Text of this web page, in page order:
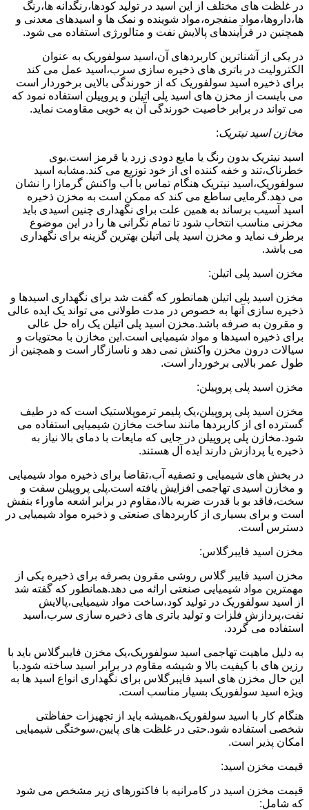
در غلظت های مختلف از این اسید در تولید کودها،رنگدانه ها،رنگ
ها،داروها،مواد منفجره،مواد شوینده و نمک ها و اسیدهای معدنی و
همچنین در فرآیندهای پالایش نفت و متالورژی استفاده می شود.
در یکی از آشناترین کاربردهای آن،اسید سولفوریک به عنوان
الکترولیت در باتری های ذخیره سازی سرب،اسید عمل می کند
برای ذخیره اسید سولفوریک که از خورندگی بالایی برخوردار است
می بایست از مخزن های اسید پلی اتیلن و پروپیلن استفاده نمود که
می تواند در برابر خاصیت خورندگی آن به خوبی مقاومت نماید.
مخازن اسید نیتریک:
اسید نیتریک بدون رنگ یا مایع دودی زرد یا قرمز است.بوی
خطرناک،تند و خفه کننده ای از خود توزیع می کند.مشابه اسید
سولفوریک،اسید نیتریک هنگام تماس با آب واکنش گرمازا را نشان
می دهد.گرمایی ساطع می کند که ممکن است به مخزن ذخیره
اسید آسیب برساند به همین علت برای نگهداری چنین اسیدی باید
مخزنی مناسب انتخاب شود تا تمام نگرانی ها را در این موضوع
برطرف نماید و مخزن اسید پلی اتیلن بهترین گزینه برای نگهداری
می باشد.
مخزن اسید پلی اتیلن:
مخزن اسید پلی اتیلن همانطور که گفت شد برای نگهداری اسیدها و
ذخیره سازی آنها به خصوص در مدت طولانی می تواند یک ایده عالی
و مقرون به صرفه باشد.مخزن اسید پلی اتیلن یک راه حل عالی
برای ذخیره اسیدها و مواد شیمیایی است.این مخازن با محتویات و
سیالات درون مخزن واکنش نمی دهد و ناسازگار است و همچنین از
طول عمر بالایی برخوردار است.
مخزن اسید پلی پروپیلن:
مخزن اسید پلی پروپیلن،یک پلیمر ترموپلاستیک است که در طیف
گسترده ای از کاربردها مانند ساخت مخازن شیمیایی استفاده می
شود.مخازن پلی پروپیلن در جایی که مایعات با دمای بالا نیاز به
ذخیره یا پردازش دارند ایده آل هستند.
در بخش های شیمیایی و تصفیه آب،تقاضا برای ذخیره مواد شیمیایی
و مخازن اسیدی تهاجمی افزایش یافته است.پلی پروپیلن سفت و
سخت،فاقد بو با قدرت ضربه بالا،مقاوم در برابر اشعه ماوراء بنفش
است و برای بسیاری از کاربردهای صنعتی و ذخیره مواد شیمیایی در
دسترس است.
مخزن اسید فایبرگلاس:
مخزن اسید فایبر گلاس روشی مقرون بصرفه برای ذخیره یکی از
مهمترین مواد شیمیایی صنعتی ارائه می دهد.همانطور که گفته شد
از اسید سولفوریک در تولید کود،ساخت مواد شیمیایی،پالایش
نفت،پردازش فلزات و تولید باتری های ذخیره سازی سرب،اسید
استفاده می گردد.
به دلیل ماهیت تهاجمی اسید سولفوریک،یک مخزن فایبرگلاس باید با
رزین های با کیفیت بالا و شیشه مقاوم در برابر اسید ساخته شود.با
این حال مخزن های اسید فایبرگلاس برای نگهداری انواع اسید ها به
ویژه اسید سولفوریک بسیار مناسب است.
هنگام کار با اسید سولفوریک،همیشه باید از تجهیزات حفاظتی
شخصی استفاده شود.حتی در غلظت های پایین،سوختگی شیمیایی
امکان پذیر است.
قیمت مخزن اسید:
قیمت مخزن اسید در کامرانیه با فاکتورهای زیر مشخص می شود
که شامل: